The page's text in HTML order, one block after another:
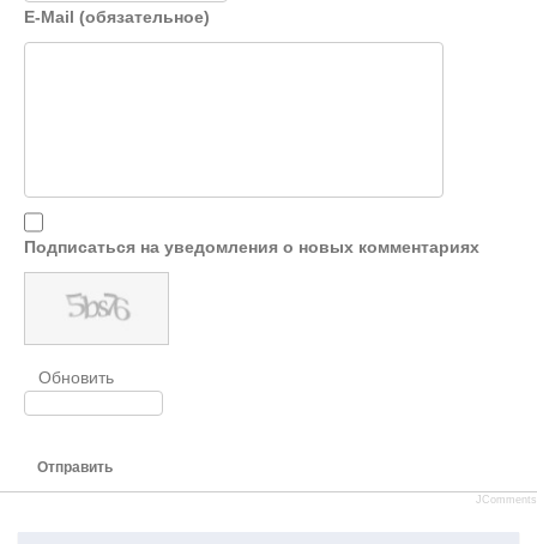
E-Mail (обязательное)
Подписаться на уведомления о новых комментариях
Обновить
Отправить
JComments